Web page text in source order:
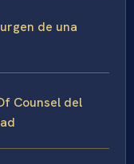
de una
Counsel del